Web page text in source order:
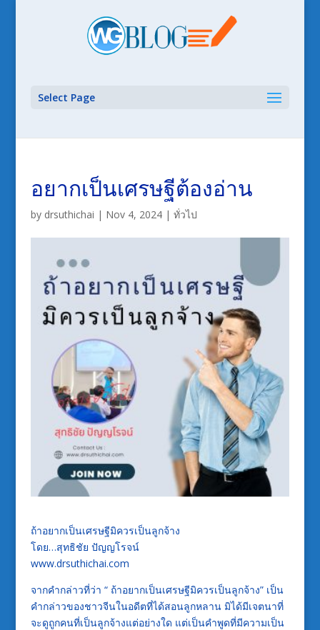
Select Page
อยากเป็นเศรษฐีต้องอ่าน
by drsuthichai | Nov 4, 2024| ทั่วไป
ถ้าอยากเป็นเศรษฐีมิควรเป็นลูกจ้าง
โดย…สุทธิชัย ปัญญโรจน์
www.drsuthichai.com
จากคำกล่าวที่ว่า “ ถ้าอยากเป็นเศรษฐีมิควรเป็นลูกจ้าง” เป็น
คำกล่าวของชาวจีนในอดีตที่ได้สอนลูกหลาน มิได้มีเจตนาที่
จะดูถูกคนที่เป็นลูกจ้างแต่อย่างใด แต่เป็นคำพูดที่มีความเป็น